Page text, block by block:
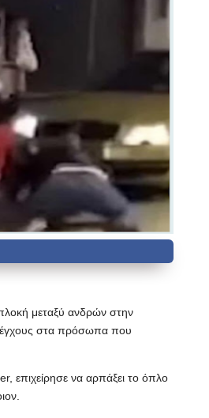
μεταξύ ανδρών στην
στα πρόσωπα που
επιχείρησε να αρπάξει το όπλο